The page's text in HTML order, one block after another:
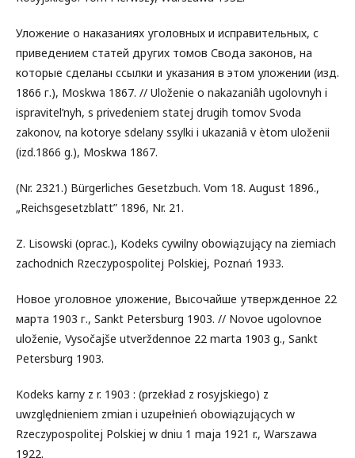
Уложение о наказаниях уголовных и исправительных, с
приведением статей других томов Свода законов, на
которые сделаны ссылки и указания в этом уложении (изд.
1866 г.), Moskwa 1867. // Uloženie o nakazaniâh ugolovnyh i
ispravitel’nyh, s privedeniem statej drugih tomov Svoda
zakonov, na kotorye sdelany ssylki i ukazaniâ v ètom uloženii
(izd.1866 g.), Moskwa 1867.
(Nr. 2321.) Bürgerliches Gesetzbuch. Vom 18. August 1896.,
„Reichsgesetzblatt” 1896, Nr. 21.
Z. Lisowski (oprac.), Kodeks cywilny obowiązujący na ziemiach
zachodnich Rzeczypospolitej Polskiej, Poznań 1933.
Новое уголовное уложение, Высочайше утвержденное 22
марта 1903 г., Sankt Petersburg 1903. // Novoe ugolovnoe
uloženie, Vysočajše utverždennoe 22 marta 1903 g., Sankt
Petersburg 1903.
Kodeks karny z r. 1903 : (przekład z rosyjskiego) z
uwzględnieniem zmian i uzupełnień obowiązujących w
Rzeczypospolitej Polskiej w dniu 1 maja 1921 r., Warszawa
1922.